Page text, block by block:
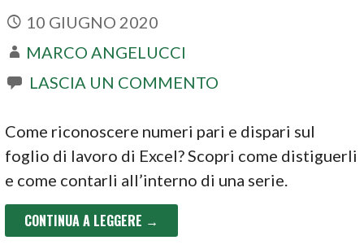
10 GIUGNO 2020
MARCO ANGELUCCI
LASCIA UN COMMENTO
Come riconoscere numeri pari e dispari sul
foglio di lavoro di Excel? Scopri come distiguerli
e come contarli all’interno di una serie.
CONTINUA A LEGGERE →